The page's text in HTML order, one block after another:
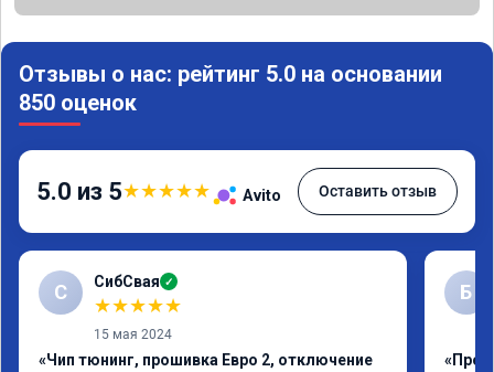
Отзывы о нас: рейтинг 5.0 на основании
850 оценок
5.0 из 5★★★★★ Avito Оставить отзыв
С СибСвая ✓
★★★★★
15 мая 2024
«Чип тюнинг, прошивка Евро 2, отключение
Б